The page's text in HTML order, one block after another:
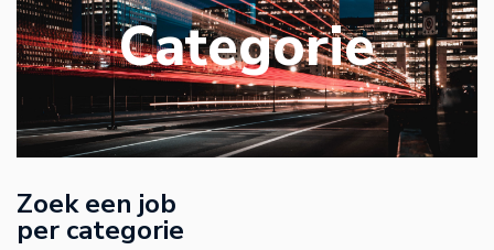
Categorie
Zoek een job
per categorie